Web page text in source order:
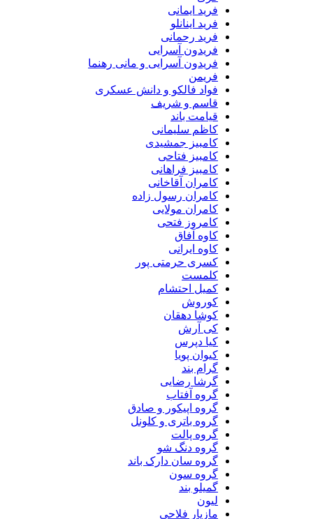
فرید ایمانی
فرید اینانلو
فرید رحمانی
فریدون آسرایی
فریدون آسرایی و مانی رهنما
فریمن
فواد فالکو و دانش عسکری
قاسم و شریف
قیامت باند
کاظم سلیمانی
کامبیز جمشیدی
کامبیز فتاحی
کامبیز فراهانی
کامران آقاخانی
کامران رسول زاده
کامران مولایی
کامروز فتحی
کاوه آفاق
کاوه ایرانی
کسری حرمتی پور
کلمست
کمیل احتشام
کوروش
کوشا دهقان
کی آرش
کیا دپرس
کیوان پویا
گرام بند
گرشا رضایی
گروه آفتاب
گروه اپیکور و صادق
گروه باتری و کلونل
گروه پالت
گروه دنگ شو
گروه سان دارک باند
گروه سون
گمیلو بند
لیون
مازیار فلاحی